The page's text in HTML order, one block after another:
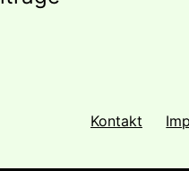
Kontakt